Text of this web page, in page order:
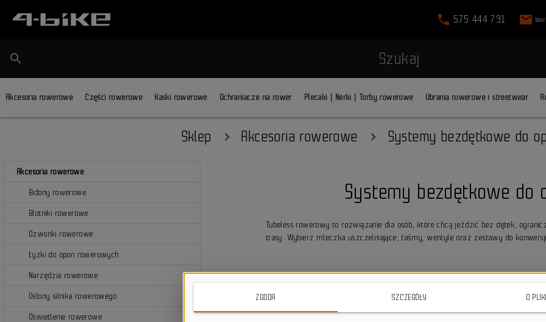
phone 575 444 731 mail
search Szukaj
Akcesoria rowerowe Części rowerowe Kaski rowerowe Ochraniacze na rower Plecaki | Nerki | Torby rowerowe Ubrania rowerowe i streetwear
Sklep Akcesoria rowerowe Systemy bezdętkowe do
Akcesoria rowerowe
Bidony rowerowe
Błotniki rowerowe
Dzwonki rowerowe
Łyżki do opon rowerowych
Narzędzia rowerowe
Osłony silnika rowerowego
Oświetlenie rowerowe
Systemy bezdętkowe do
Tubeless rowerowy to rozwiązanie dla osób, które chcą jeździć bez dętek,
trasy. Wybierz mleczka uszczelniające, taśmy, wentyle oraz zestawy do
Płyny
ZGODA SZCZEGÓŁY O